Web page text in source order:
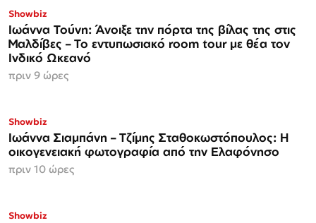
Showbiz
Ιωάννα Τούνη: Άνοιξε την πόρτα της βίλας της στις
Μαλδίβες – Το εντυπωσιακό room tour με θέα τον
Ινδικό Ωκεανό
πριν 9 ώρες
Showbiz
Ιωάννα Σιαμπάνη – Τζίμης Σταθοκωστόπουλος: Η
οικογενειακή φωτογραφία από την Ελαφόνησο
πριν 10 ώρες
Showbiz